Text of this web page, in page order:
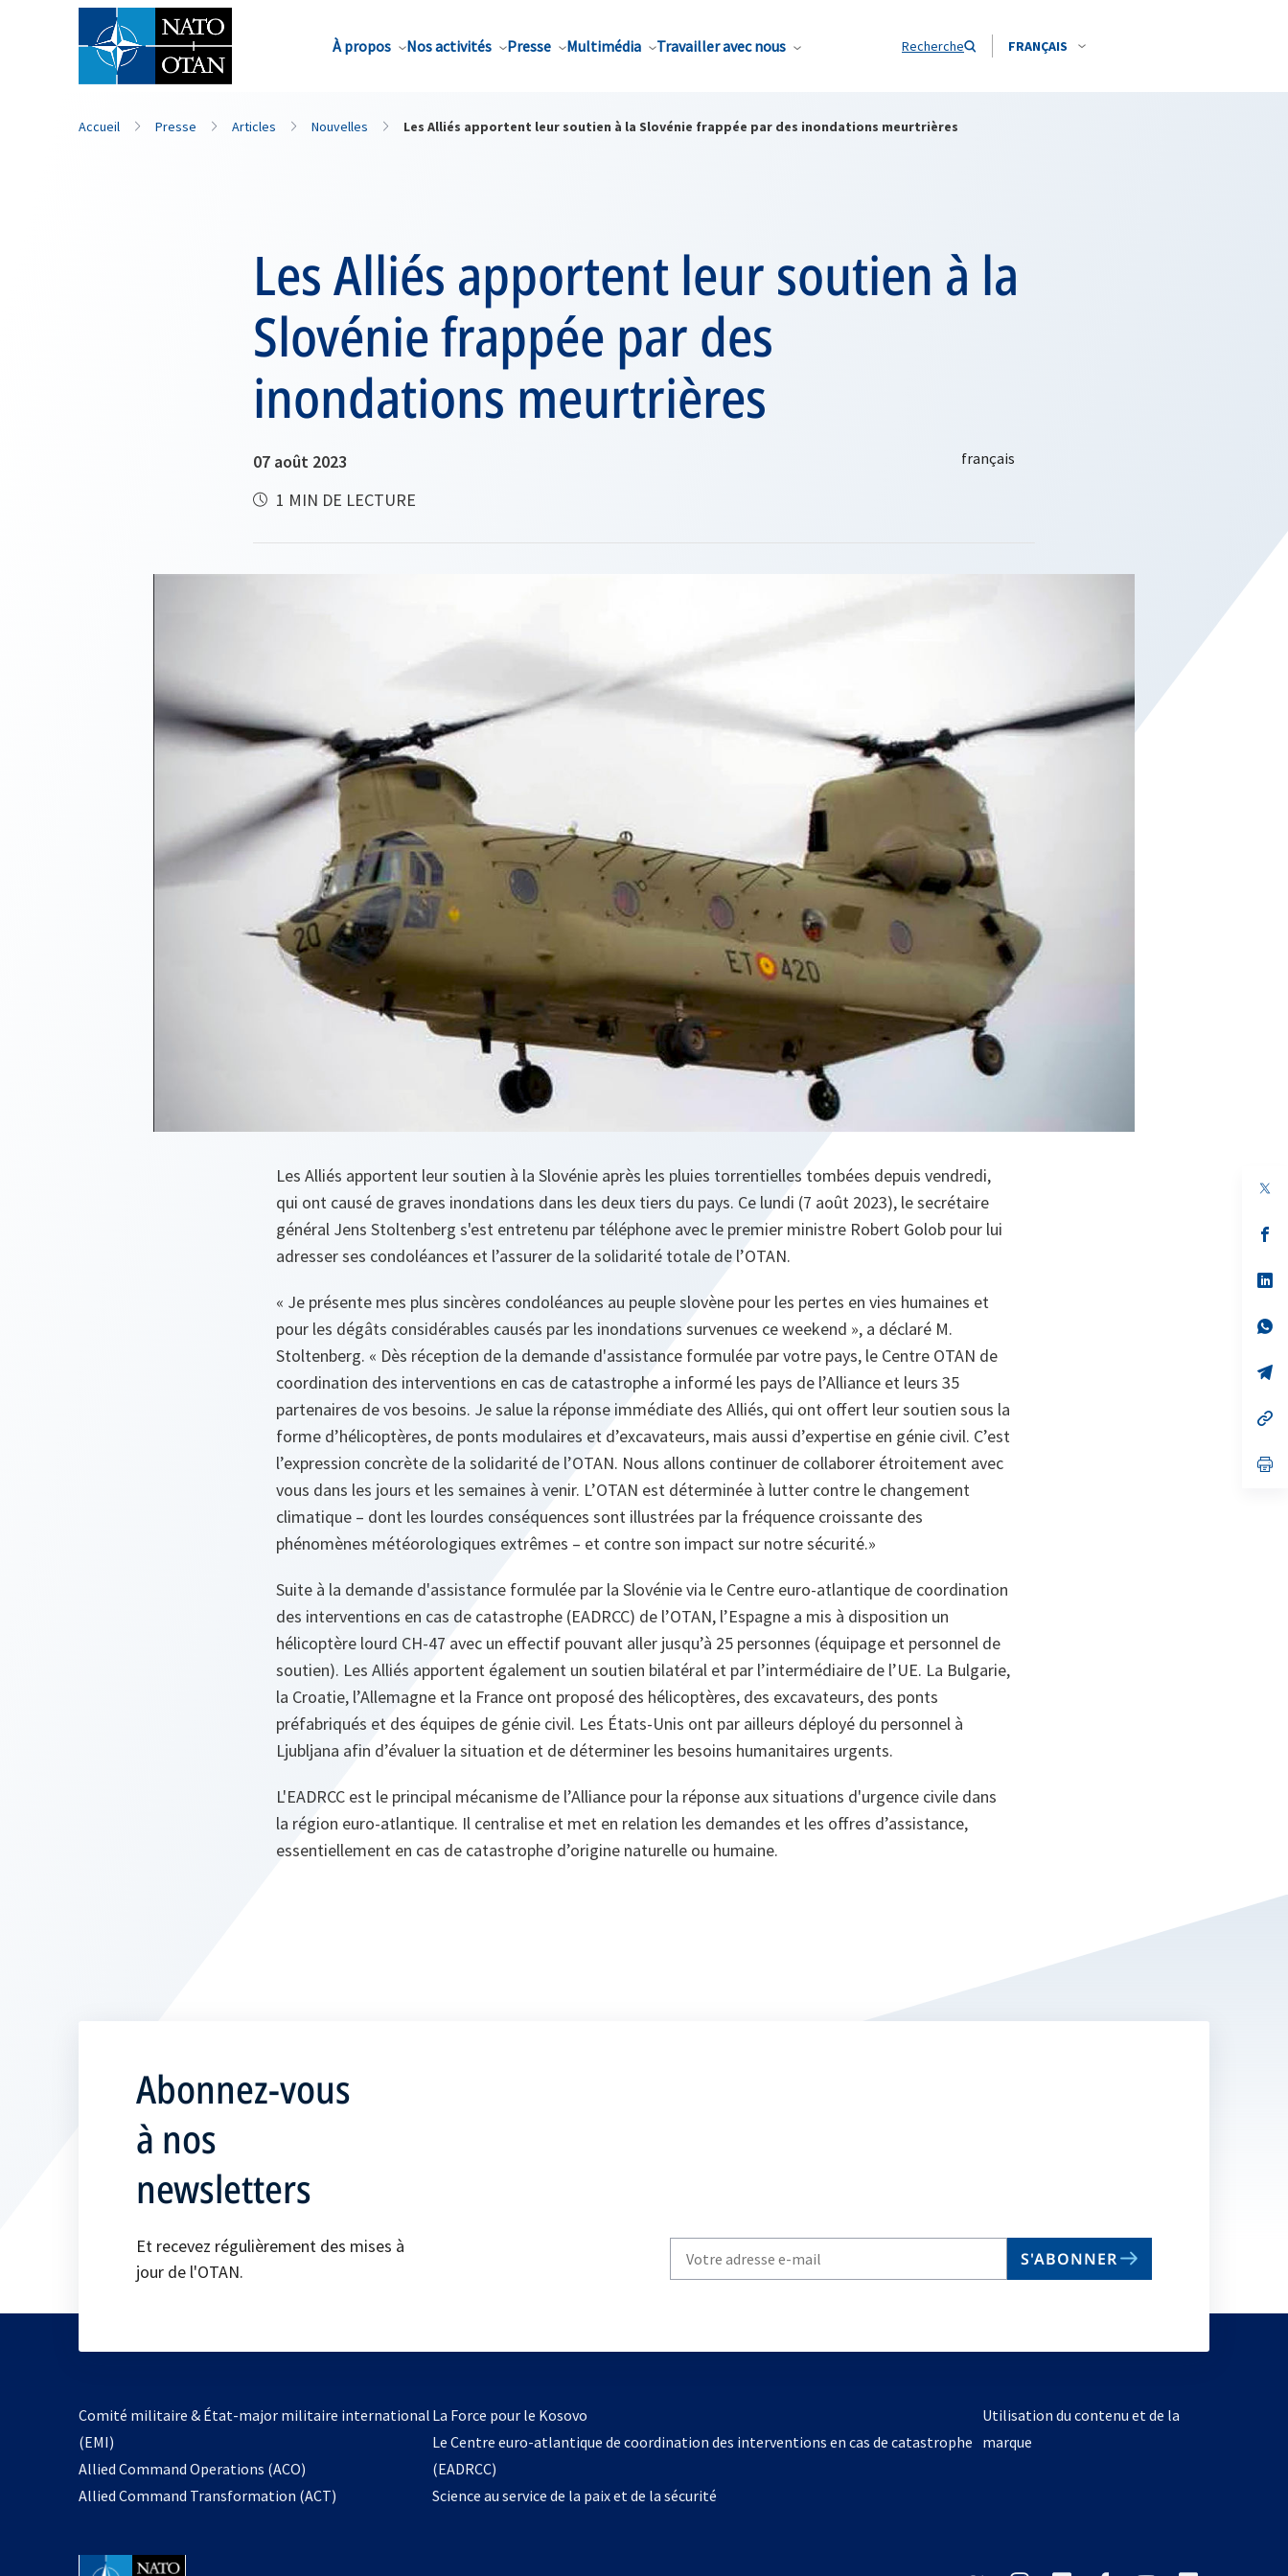
À propos Nos activités Presse Multimédia Travailler avec nous Recherche FRANÇAIS
Nom de famille*
Accueil Presse Articles Nouvelles Les Alliés apportent leur soutien à la Slovénie frappée par des inondations meurtrières
Les Alliés apportent leur soutien à la
Slovénie frappée par des
inondations meurtrières
07 août 2023
1 MIN DE LECTURE
Les Alliés apportent leur soutien à la Slovénie après les pluies torrentielles tombées depuis vendredi,
qui ont causé de graves inondations dans les deux tiers du pays. Ce lundi (7 août 2023), le secrétaire
général Jens Stoltenberg s'est entretenu par téléphone avec le premier ministre Robert Golob pour lui
adresser ses condoléances et l’assurer de la solidarité totale de l’OTAN.
« Je présente mes plus sincères condoléances au peuple slovène pour les pertes en vies humaines et
pour les dégâts considérables causés par les inondations survenues ce weekend », a déclaré M.
Stoltenberg. « Dès réception de la demande d'assistance formulée par votre pays, le Centre OTAN de
coordination des interventions en cas de catastrophe a informé les pays de l’Alliance et leurs 35
partenaires de vos besoins. Je salue la réponse immédiate des Alliés, qui ont offert leur soutien sous la
forme d’hélicoptères, de ponts modulaires et d’excavateurs, mais aussi d’expertise en génie civil. C’est
l’expression concrète de la solidarité de l’OTAN. Nous allons continuer de collaborer étroitement avec
vous dans les jours et les semaines à venir. L’OTAN est déterminée à lutter contre le changement
climatique – dont les lourdes conséquences sont illustrées par la fréquence croissante des
phénomènes météorologiques extrêmes – et contre son impact sur notre sécurité.»
Suite à la demande d'assistance formulée par la Slovénie via le Centre euro-atlantique de coordination
des interventions en cas de catastrophe (EADRCC) de l’OTAN, l’Espagne a mis à disposition un
hélicoptère lourd CH-47 avec un effectif pouvant aller jusqu’à 25 personnes (équipage et personnel de
soutien). Les Alliés apportent également un soutien bilatéral et par l’intermédiaire de l’UE. La Bulgarie,
la Croatie, l’Allemagne et la France ont proposé des hélicoptères, des excavateurs, des ponts
préfabriqués et des équipes de génie civil. Les États-Unis ont par ailleurs déployé du personnel à
Ljubljana afin d’évaluer la situation et de déterminer les besoins humanitaires urgents.
L'EADRCC est le principal mécanisme de l’Alliance pour la réponse aux situations d'urgence civile dans
la région euro-atlantique. Il centralise et met en relation les demandes et les offres d’assistance,
essentiellement en cas de catastrophe d’origine naturelle ou humaine.
Abonnez-vous
à nos
newsletters
Et recevez régulièrement des mises à
jour de l'OTAN.
your
S'ABONNER
Comité militaire & État-major militaire international
(EMI)
Allied Command Operations (ACO)
dans
Allied Command Transformation (ACT)
La Force pour le Kosovos’ouvre
dans
nouvel
Le Centre euro-atlantique de coordination des interventions en cas de catastrophe
(EADRCC)
Science au service de la paix et de la sécurité
Utilisation du contenu et de la
marque